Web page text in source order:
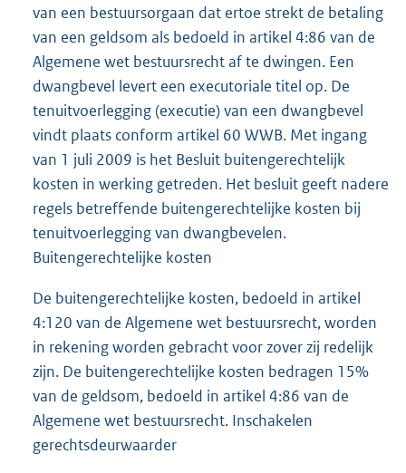
van een bestuursorgaan dat ertoe strekt de betaling
van een geldsom als bedoeld in artikel 4:86 van de
Algemene wet bestuursrecht af te dwingen. Een
dwangbevel levert een executoriale titel op. De
tenuitvoerlegging (executie) van een dwangbevel
vindt plaats conform artikel 60 WWB. Met ingang
van 1 juli 2009 is het Besluit buitengerechtelijk
kosten in werking getreden. Het besluit geeft nadere
regels betreffende buitengerechtelijke kosten bij
tenuitvoerlegging van dwangbevelen.
Buitengerechtelijke kosten
De buitengerechtelijke kosten, bedoeld in artikel
4:120 van de Algemene wet bestuursrecht, worden
in rekening worden gebracht voor zover zij redelijk
zijn. De buitengerechtelijke kosten bedragen 15%
van de geldsom, bedoeld in artikel 4:86 van de
Algemene wet bestuursrecht. Inschakelen
gerechtsdeurwaarder